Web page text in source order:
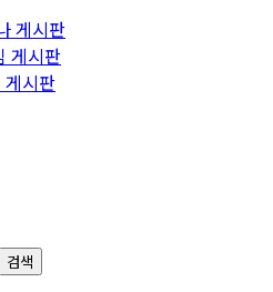
게시판
게시판
시판